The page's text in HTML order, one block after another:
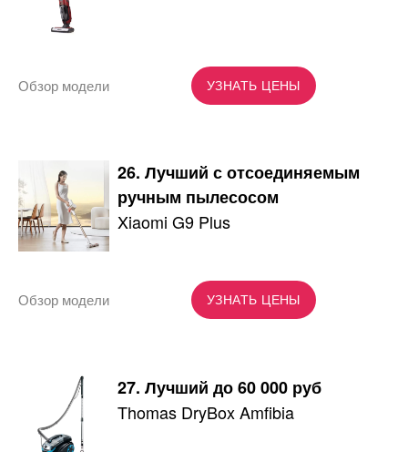
УЗНАТЬ ЦЕНЫ
Обзор модели
26. Лучший с отсоединяемым
ручным пылесосом
Xiaomi G9 Plus
УЗНАТЬ ЦЕНЫ
Обзор модели
27. Лучший до 60 000 руб
Thomas DryBox Amfibia